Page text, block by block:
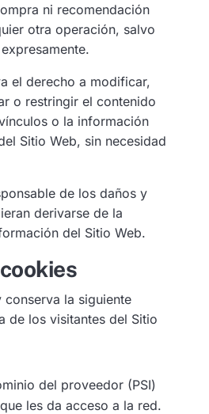
ni recomendación
otra operación, salvo
el derecho a modificar,
o restringir el contenido
o la información
Sitio Web, sin necesidad
de los daños y
derivarse de la
del Sitio Web.
conserva la siguiente
de los visitantes del Sitio
del proveedor (PSI)
les da acceso a la red.